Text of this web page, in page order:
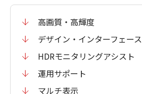
高画質・高輝度
デザイン・インターフェース
HDRモニタリングアシスト
運用サポート
マルチ表示